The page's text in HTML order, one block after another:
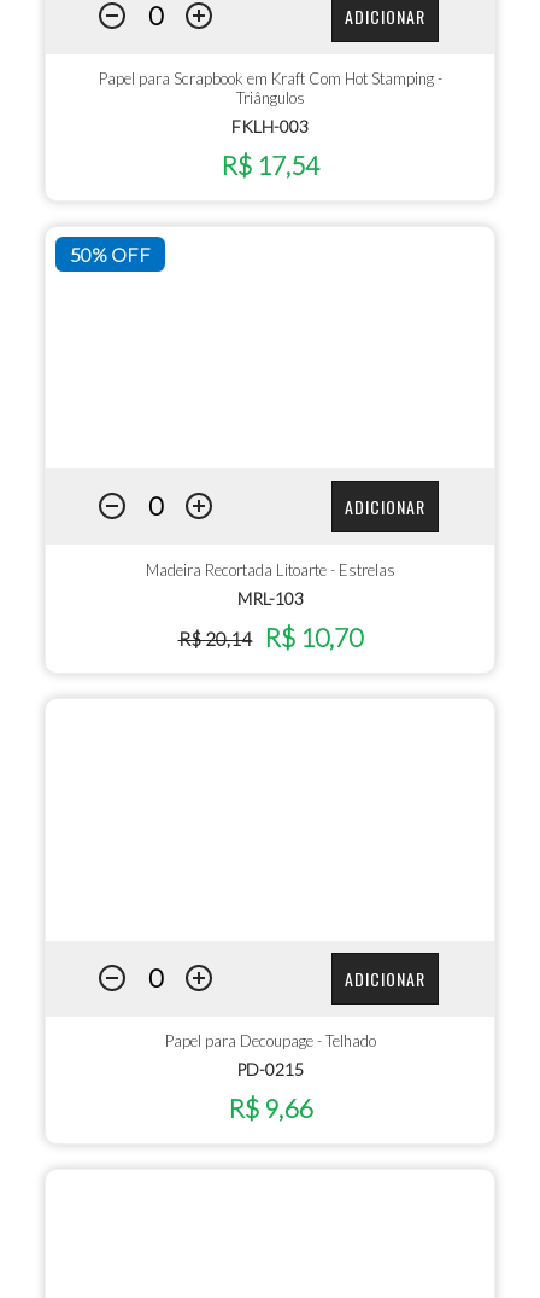
ADICIONAR
Papel para Scrapbook em Kraft Com Hot Stamping -
Triângulos
FKLH-003
R$ 17,54
50% OFF
ADICIONAR
Madeira Recortada Litoarte - Estrelas
MRL-103
R$ 20,14 R$ 10,70
ADICIONAR
Papel para Decoupage - Telhado
PD-0215
R$ 9,66